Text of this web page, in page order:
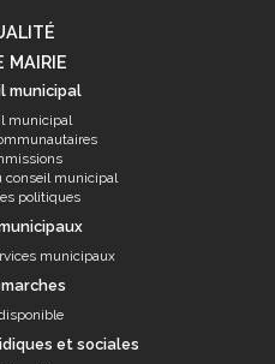
MAIRIE
municipal
municipal
conseil municipal
politiques
municipaux
et sociales